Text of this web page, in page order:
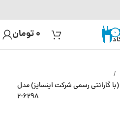
0تومان
پایه ساعت شیطانکی INSIZE (با گارانتی رسمی شرکت اینسایز) مدل
6298-2